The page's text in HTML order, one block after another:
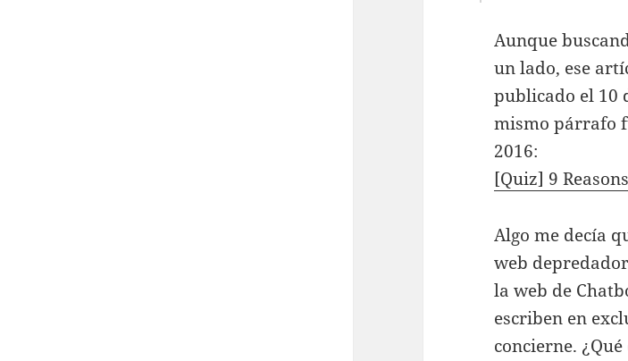
Aunque
un lado, ese
publicado el 10
mismo párrafo
2016:
[Quiz] 9
Algo me decía
web
la web de
escriben en
concierne.